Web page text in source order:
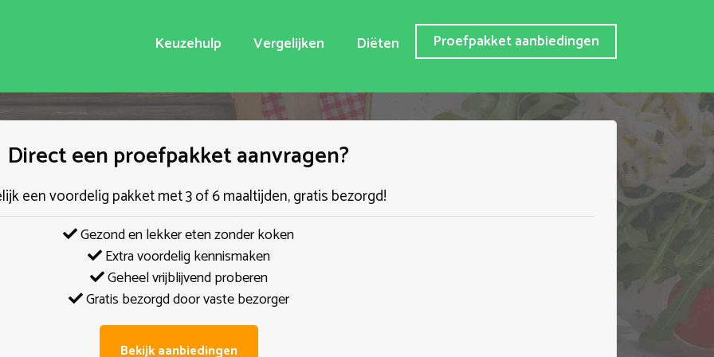
Keuzehulp Vergelijken Diëten Proefpakket aanbiedingen
Direct een proefpakket aanvragen?
een voordelig pakket met 3 of 6 maaltijden, gratis bezorgd!
Gezond en lekker eten zonder koken
Extra voordelig kennismaken
Geheel vrijblijvend proberen
Gratis bezorgd door vaste bezorger
Bekijk aanbiedingen